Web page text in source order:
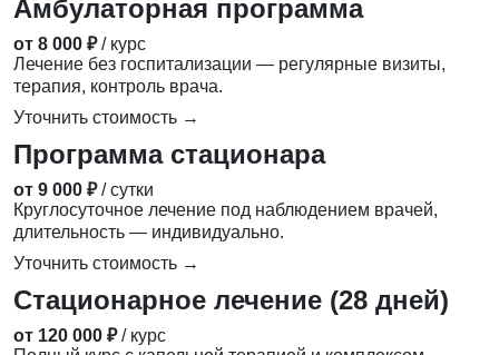
Амбулаторная программа
от 8 000 ₽ / курс
Лечение без госпитализации — регулярные визиты,
терапия, контроль врача.
Уточнить стоимость →
Программа стационара
от 9 000 ₽ / сутки
Круглосуточное лечение под наблюдением врачей,
длительность — индивидуально.
Уточнить стоимость →
Стационарное лечение (28 дней)
от 120 000 ₽ / курс